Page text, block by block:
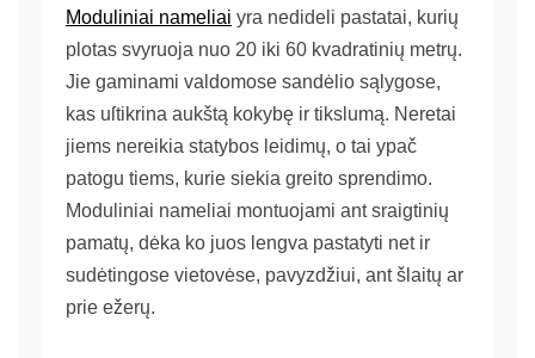
Moduliniai nameliai yra nedideli pastatai, kurių
plotas svyruoja nuo 20 iki 60 kvadratinių metrų.
Jie gaminami valdomose sandėlio sąlygose,
kas uſtikrina aukštą kokybę ir tikslumą. Neretai
jiems nereikia statybos leidimų, o tai ypač
patogu tiems, kurie siekia greito sprendimo.
Moduliniai nameliai montuojami ant sraigtinių
pamatų, dėka ko juos lengva pastatyti net ir
sudėtingose vietovėse, pavyzdžiui, ant šlaitų ar
prie ežerų.